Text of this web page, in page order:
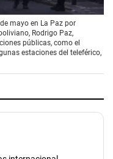
mayo en La Paz por
Rodrigo Paz,
públicas, como el
estaciones del teleférico,